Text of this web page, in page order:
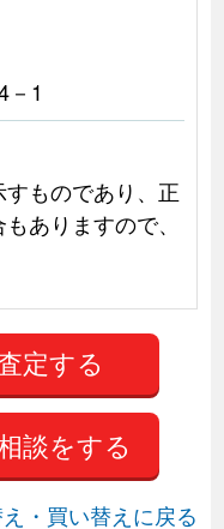
－1
ものであり、正
ありますので、
談をする
・買い替えに戻る